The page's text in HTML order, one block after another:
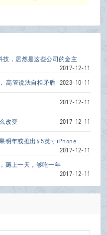
技，居然是这些公司的金主
2017-12-11
高管说法自相矛盾 2023-10-11
2017-12-11
改变 2017-12-11
明年或推出6.5英寸iPhone
2017-12-11
薅上一天，够吃一年
2017-12-11